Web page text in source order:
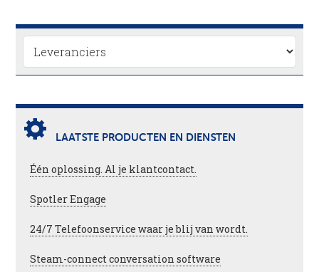
LAATSTE PRODUCTEN EN DIENSTEN
Één oplossing. Al je klantcontact.
Spotler Engage
24/7 Telefoonservice waar je blij van wordt.
Steam-connect conversation software